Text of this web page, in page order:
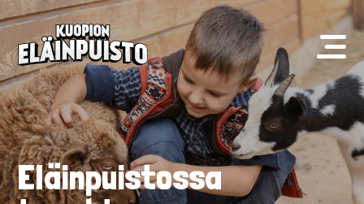
Eläinpuistossa